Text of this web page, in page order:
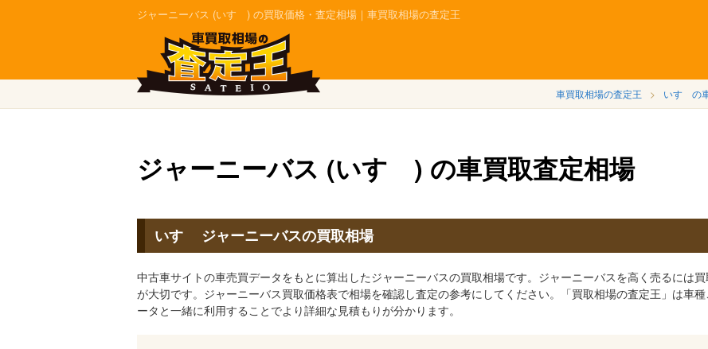
ジャーニーバス (いすゞ) の買取価格・査定相場｜車買取相場の査定王
車買取相場の査定王 いすゞの
ジャーニーバス (いすゞ) の車買取査定相場
いすゞ ジャーニーバスの買取相場
中古車サイトの車売買データをもとに算出したジャーニーバスの買取相場です。ジャーニーバスを高く売るには
が大切です。ジャーニーバス買取価格表で相場を確認し査定の参考にしてください。「買取相場の査定王」は車
ータと一緒に利用することでより詳細な見積もりが分かります。